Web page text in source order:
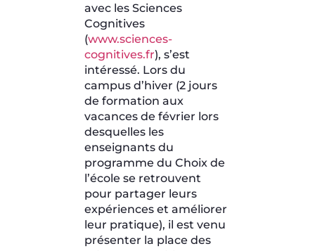
avec les Sciences
Cognitives
(www.sciences-
cognitives.fr), s’est
intéressé. Lors du
campus d’hiver (2 jours
de formation aux
vacances de février lors
desquelles les
enseignants du
programme du Choix de
l’école se retrouvent
pour partager leurs
expériences et améliorer
leur pratique), il est venu
présenter la place des